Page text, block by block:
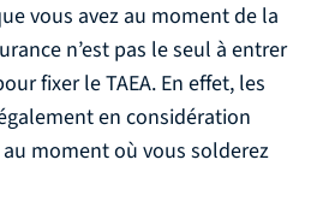
vous avez au moment de la
n’est pas le seul à entrer
fixer le TAEA. En effet, les
en considération
au moment où vous solderez